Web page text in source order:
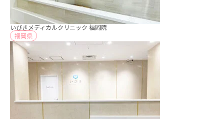
いびきメディカルクリニック 福岡院
福岡県